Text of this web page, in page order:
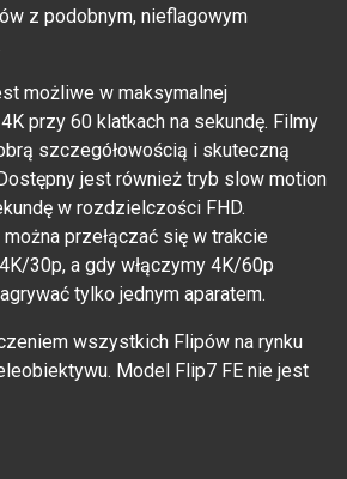
z podobnym, nieflagowym
możliwe w maksymalnej
przy 60 klatkach na sekundę. Filmy
szczegółowością i skuteczną
jest również tryb slow motion
w rozdzielczości FHD.
przełączać się w trakcie
30p, a gdy włączymy 4K/60p
tylko jednym aparatem.
wszystkich Flipów na rynku
Model Flip7 FE nie jest